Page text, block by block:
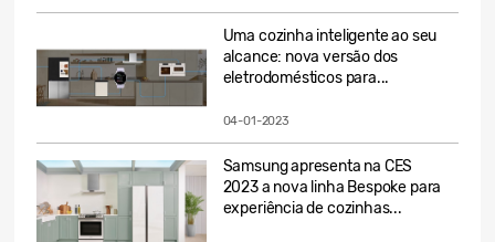
Uma cozinha inteligente ao seu
alcance: nova versão dos
eletrodomésticos para...
04-01-2023
Samsung apresenta na CES
2023 a nova linha Bespoke para
experiência de cozinhas...